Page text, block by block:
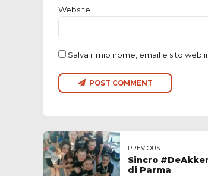
Website
Salva il mio nome, email e sito
POST COMMENT
PREVIOUS
Sincro
di Parma